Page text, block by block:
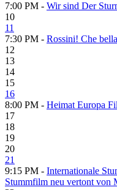
7:00 PM - Wir sind Der
10
11
7:30 PM - Rossini! Che
12
13
14
15
16
8:00 PM - Heimat Europa
17
18
19
20
21
9:15 PM - Internationale
Stummfilm neu vertont von